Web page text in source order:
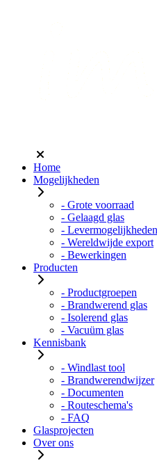
Home
Mogelijkheden
- Grote voorraad
- Gelaagd glas
- Levermogelijkheden
- Wereldwijde export
- Bewerkingen
Producten
- Productgroepen
- Brandwerend glas
- Isolerend glas
- Vacuüm glas
Kennisbank
- Windlast tool
- Brandwerendwijzer
- Documenten
- Routeschema's
- FAQ
Glasprojecten
Over ons